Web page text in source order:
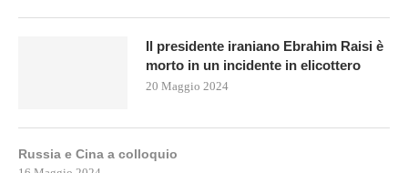
Il presidente iraniano Ebrahim Raisi è
morto in un incidente in elicottero
20 Maggio 2024
Russia e Cina a colloquio